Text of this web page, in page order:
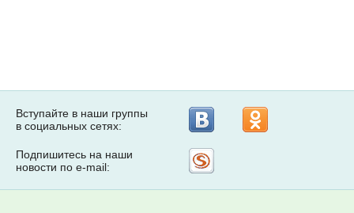
Вступайте в наши группы
в социальных сетях:
Подпишитесь на наши
новости по e-mail: